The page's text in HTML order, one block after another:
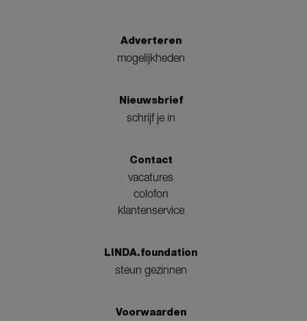
Adverteren
mogelijkheden
Nieuwsbrief
schrijf je in
Contact
vacatures
colofon
klantenservice
LINDA.foundation
steun gezinnen
Voorwaarden